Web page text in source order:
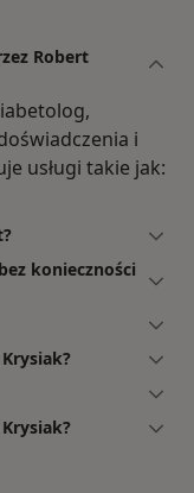
Robert
i
usługi takie jak:
konieczności